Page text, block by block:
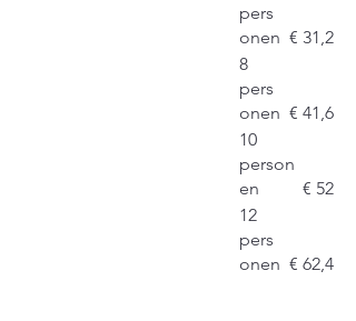
pers
onen € 31,2
8
pers
onen € 41,6
10
person
en
€ 52
12
pers
onen € 62,4